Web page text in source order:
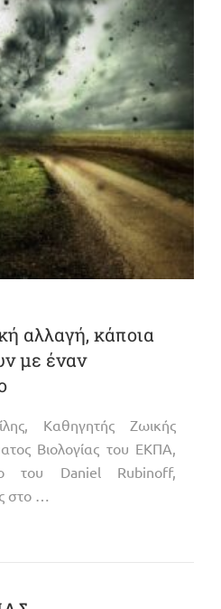
αλλαγή, κάποια
με έναν
Καθηγητής Ζωικής
Βιολογίας του ΕΚΠΑ,
του Daniel Rubinoff,
στο …